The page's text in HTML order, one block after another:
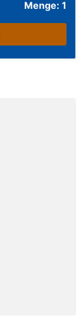
Menge: 1